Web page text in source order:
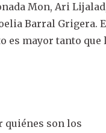
Mon, Ari
Barral Grigera.
es mayor tanto que
quiénes son los